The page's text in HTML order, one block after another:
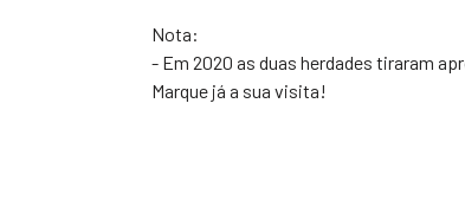
Nota:
- Em 2020 as duas herdades tiraram
Marque já a sua visita!